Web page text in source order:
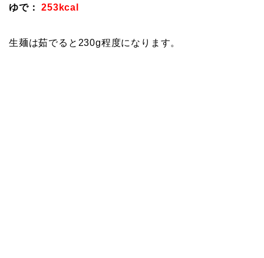
ゆで：
253kcal
生麺は茹でると230g程度になります。